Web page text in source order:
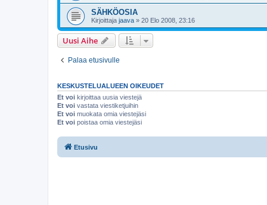
SÄHKÖOSIA
Kirjoittaja jaava » 20 Elo 2008, 23:16
Uusi Aihe
Palaa etusivulle
KESKUSTELUALUEEN OIKEUDET
Et voi kirjoittaa uusia viestejä
Et voi vastata viestiketjuihin
Et voi muokata omia viestejäsi
Et voi poistaa omia viestejäsi
Etusivu